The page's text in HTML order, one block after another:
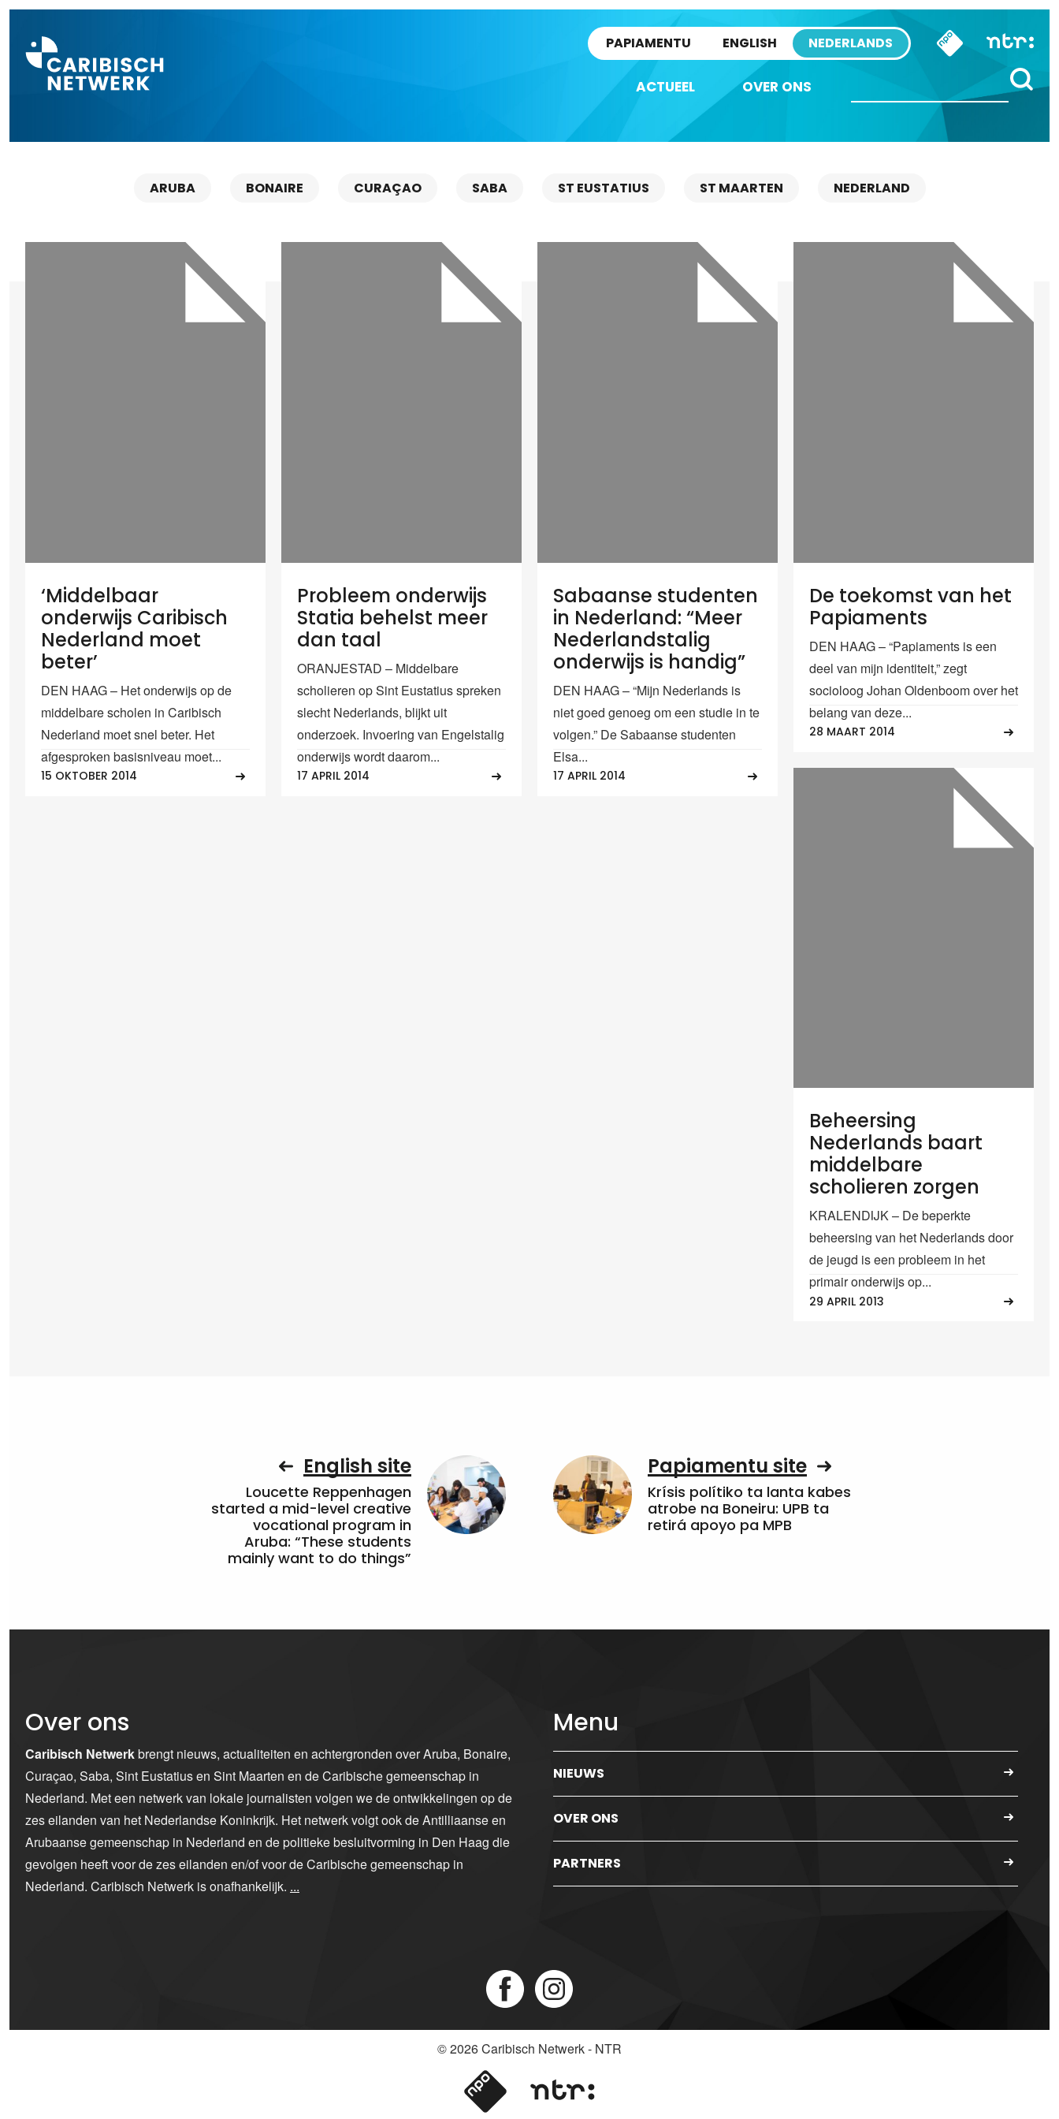
PAPIAMENTU ENGLISH NEDERLANDS
ACTUEEL OVER ONS
ARUBA BONAIRE CURAÇAO SABA ST EUSTATIUS ST MAARTEN NEDERLAND
‘Middelbaar
onderwijs Caribisch
Nederland moet
beter’
DEN HAAG – Het onderwijs op de
middelbare scholen in Caribisch
Nederland moet snel beter. Het
afgesproken basisniveau moet...
15 OKTOBER 2014
Probleem onderwijs
Statia behelst meer
dan taal
ORANJESTAD – Middelbare
scholieren op Sint Eustatius spreken
slecht Nederlands, blijkt uit
onderzoek. Invoering van Engelstalig
onderwijs wordt daarom...
17 APRIL 2014
Sabaanse studenten
in Nederland: “Meer
Nederlandstalig
onderwijs is handig”
DEN HAAG – “Mijn Nederlands is
niet goed genoeg om een studie in te
volgen.” De Sabaanse studenten
Elsa...
17 APRIL 2014
De toekomst van het
Papiaments
DEN HAAG – “Papiaments is een
deel van mijn identiteit,” zegt
socioloog Johan Oldenboom over het
belang van deze...
28 MAART 2014
Beheersing
Nederlands baart
middelbare
scholieren zorgen
KRALENDIJK – De beperkte
beheersing van het Nederlands door
de jeugd is een probleem in het
primair onderwijs op...
29 APRIL 2013
English site
Loucette Reppenhagen
started a mid-level creative
vocational program in
Aruba: “These students
mainly want to do things”
Papiamentu site
Krísis polítiko ta lanta kabes
atrobe na Boneiru: UPB ta
retirá apoyo pa MPB
Over ons
Caribisch Netwerkbrengt nieuws, actualiteiten en achtergronden over Aruba, Bonaire,
Curaçao, Saba, Sint Eustatius en Sint Maarten en de Caribische gemeenschap in
Nederland. Met een netwerk van lokale journalisten volgen we de ontwikkelingen op de
zes eilanden van het Nederlandse Koninkrijk. Het netwerk volgt ook de Antilliaanse en
Arubaanse gemeenschap in Nederland en de politieke besluitvorming in Den Haag die
gevolgen heeft voor de zes eilanden en/of voor de Caribische gemeenschap in
Nederland. Caribisch Netwerk is onafhankelijk. ...
Menu
NIEUWS
OVER ONS
PARTNERS
© 2026Caribisch Netwerk - NTR